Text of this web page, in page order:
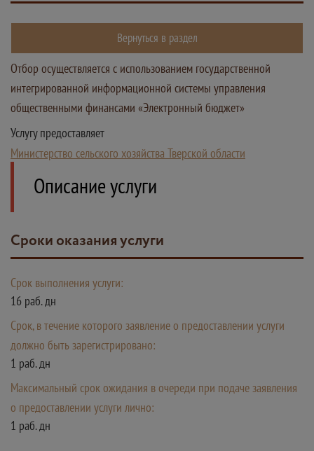
Вернуться в раздел
Отбор осуществляется с использованием государственной
интегрированной информационной системы управления
общественными финансами «Электронный бюджет»
Услугу предоставляет
Министерство сельского хозяйства Тверской области
Описание услуги
Сроки оказания услуги
Срок выполнения услуги:
16 раб. дн
Срок, в течение которого заявление о предоставлении услуги
должно быть зарегистрировано:
1 раб. дн
Максимальный срок ожидания в очереди при подаче заявления
о предоставлении услуги лично:
1 раб. дн